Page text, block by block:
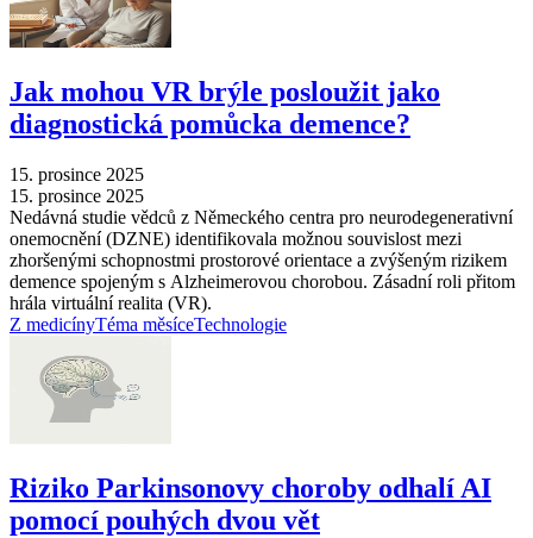
Jak mohou VR brýle posloužit jako
diagnostická pomůcka demence?
15. prosince 2025
15. prosince 2025
Nedávná studie vědců z Německého centra pro neurodegenerativní
onemocnění (DZNE) identifikovala možnou souvislost mezi
zhoršenými schopnostmi prostorové orientace a zvýšeným rizikem
demence spojeným s Alzheimerovou chorobou. Zásadní roli přitom
hrála virtuální realita (VR).
Z medicínyTéma měsíceTechnologie
Riziko Parkinsonovy choroby odhalí AI
pomocí pouhých dvou vět